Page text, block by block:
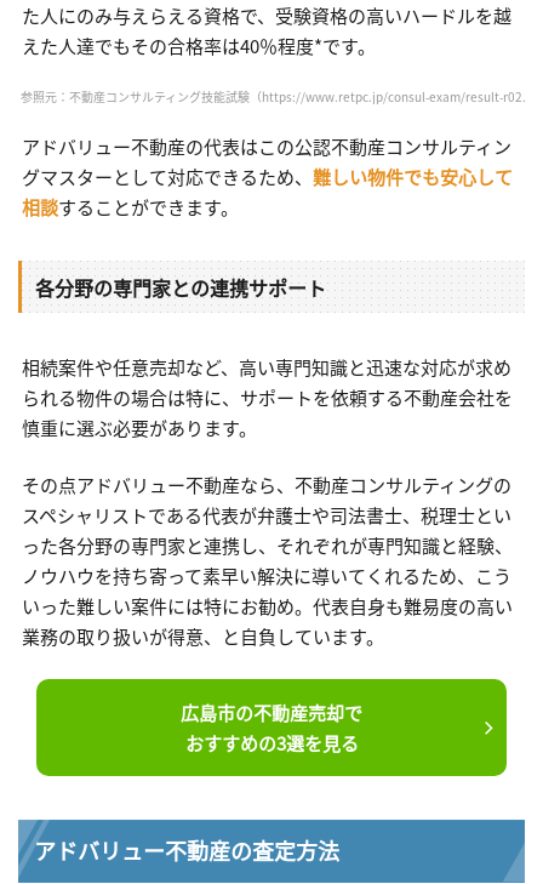
た人にのみ与えらえる資格で、受験資格の高いハードルを越
えた人達でもその合格率は40％程度*です。
参照元：不動産コンサルティング技能試験（https://www.retpc.jp/consul-exam/result-
アドバリュー不動産の代表はこの公認不動産コンサルティン
グマスターとして対応できるため、 難しい物件でも安心して
相談することができます。
各分野の専門家との連携サポート
相続案件や任意売却など、高い専門知識と迅速な対応が求め
られる物件の場合は特に、サポートを依頼する不動産会社を
慎重に選ぶ必要があります。
その点アドバリュー不動産なら、不動産コンサルティングの
スペシャリストである代表が弁護士や司法書士、税理士とい
った各分野の専門家と連携し、それぞれが専門知識と経験、
ノウハウを持ち寄って素早い解決に導いてくれるため、こう
いった難しい案件には特にお勧め。代表自身も難易度の高い
業務の取り扱いが得意、と自負しています。
広島市の不動産売却で
おすすめの3選を見る
アドバリュー不動産の査定方法